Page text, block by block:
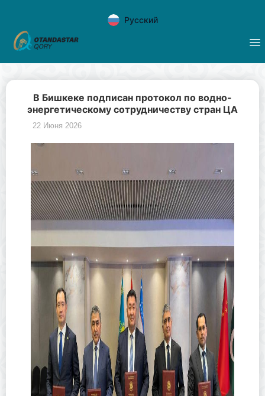
Русский
В Бишкеке подписан протокол по водно-
энергетическому сотрудничеству стран ЦА
22 Июня 2026